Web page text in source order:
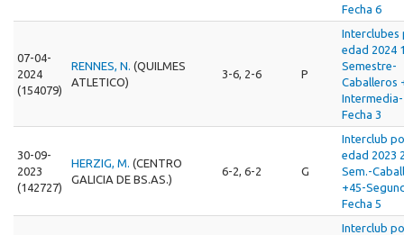
Fecha 6
07-04-
2024
(154079)
RENNES, N. (QUILMES
ATLETICO)
3-6, 2-6 P
Interclubes
edad 2024
Semestre-
Caballeros
Intermedia-
Fecha 3
30-09-
2023
(142727)
HERZIG, M. (CENTRO
GALICIA DE BS.AS.)
6-2, 6-2 G
Interclub
edad 2023
Sem.-
+45-
Fecha 5
Interclub